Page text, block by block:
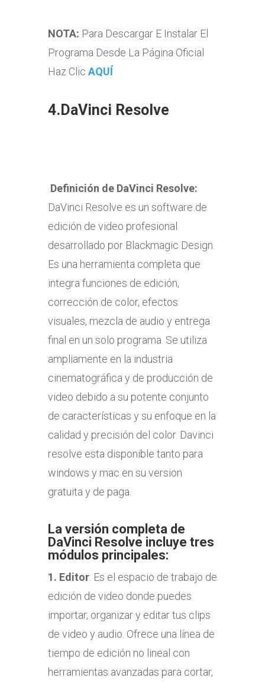
NOTA: Para Descargar E Instalar El
Programa Desde La Página Oficial
Haz Clic AQUÍ
4. DaVinci Resolve
Definición de DaVinci Resolve:
DaVinci Resolve es un software de
edición de video profesional
desarrollado por Blackmagic Design.
Es una herramienta completa que
integra funciones de edición,
corrección de color, efectos
visuales, mezcla de audio y entrega
final en un solo programa. Se utiliza
ampliamente en la industria
cinematográfica y de producción de
video debido a su potente conjunto
de características y su enfoque en la
calidad y precisión del color. Davinci
resolve esta disponible tanto para
windows y mac en su version
gratuita y de paga.
La versión completa de
DaVinci Resolve incluye tres
módulos principales:
1. Editor: Es el espacio de trabajo de
edición de video donde puedes
importar, organizar y editar tus clips
de video y audio. Ofrece una línea de
tiempo de edición no lineal con
herramientas avanzadas para cortar,